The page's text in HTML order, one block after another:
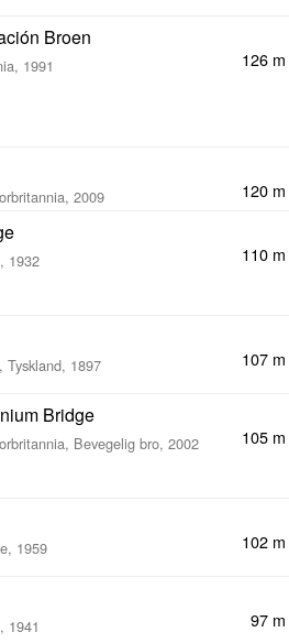
Broen
1991 126 m
2009 120 m
1932 110 m
Tyskland, 1897 107 m
Bridge
Bevegelig bro, 2002 105 m
1959 102 m
1941 97 m